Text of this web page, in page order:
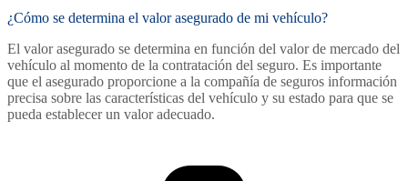
¿Cómo se determina el valor asegurado de mi vehículo?
El valor asegurado se determina en función del valor de mercado del
vehículo al momento de la contratación del seguro. Es importante
que el asegurado proporcione a la compañía de seguros información
precisa sobre las características del vehículo y su estado para que se
pueda establecer un valor adecuado.